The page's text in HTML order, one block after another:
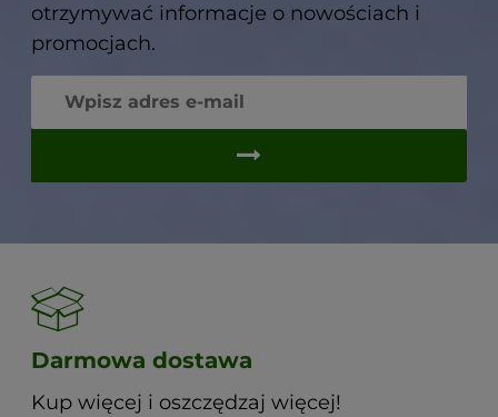
otrzymywać informacje o nowościach i
promocjach.
Darmowa dostawa
Kup więcej i oszczędzaj więcej!